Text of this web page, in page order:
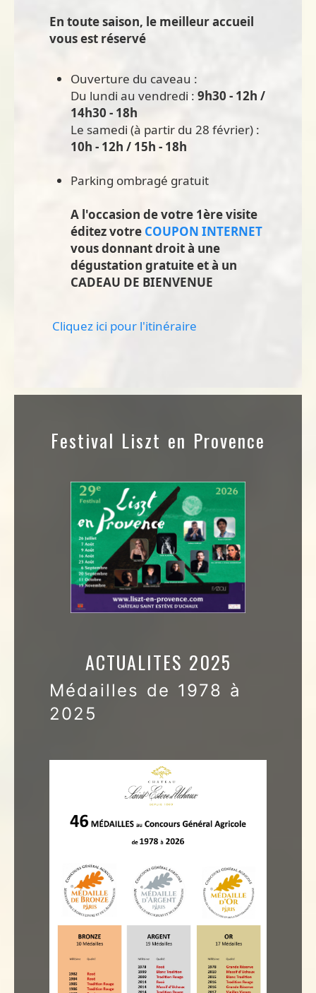
En toute saison, le meilleur accueil
vous est réservé
Ouverture du caveau :
Du lundi au vendredi : 9h30 - 12h /
14h30 - 18h
Le samedi (à partir du 28 février) :
10h - 12h / 15h - 18h
Parking ombragé gratuit
A l'occasion de votre 1ère visite
éditez votre COUPON INTERNET
vous donnant droit à une
dégustation gratuite et à un
CADEAU DE BIENVENUE
Cliquez ici pour l'itinéraire
Festival Liszt en Provence
ACTUALITES 2025
Médailles de 1978 à
2025